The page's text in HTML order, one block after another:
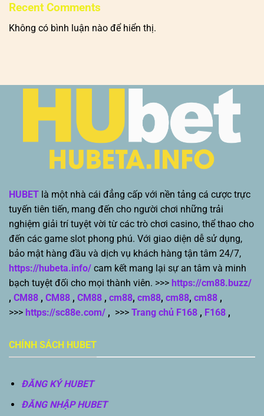
Recent Comments
Không có bình luận nào để hiển thị.
HUBET là một nhà cái đẳng cấp với nền tảng cá cược trực
tuyến tiên tiến, mang đến cho người chơi những trải
nghiệm giải trí tuyệt vời từ các trò chơi casino, thể thao cho
đến các game slot phong phú. Với giao diện dễ sử dụng,
bảo mật hàng đầu và dịch vụ khách hàng tận tâm 24/7,
https://hubeta.info/ cam kết mang lại sự an tâm và minh
bạch tuyệt đối cho mọi thành viên. >>> https://cm88.buzz/
, CM88 , CM88 , CM88 , cm88, cm88, cm88, cm88 ,
>>> https://sc88e.com/ , >>> Trang chủ F168 , F168 ,
CHÍNH SÁCH HUBET
ĐĂNG KÝ HUBET
ĐĂNG NHẬP HUBET